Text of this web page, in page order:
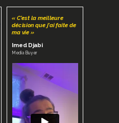
« C’est la meilleure
décision que j’ai faite de
ma vie »
Imed Djabi
Media Buyer